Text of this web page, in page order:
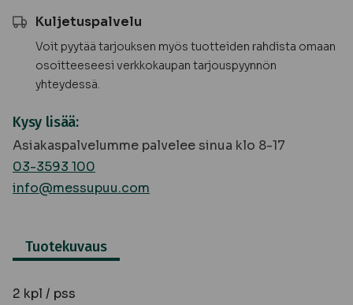
Kuljetuspalvelu
Voit pyytää tarjouksen myös tuotteiden rahdista omaan
osoitteeseesi verkkokaupan tarjouspyynnön
yhteydessä.
Kysy lisää:
Asiakaspalvelumme palvelee sinua klo 8-17
03-3593 100
info@messupuu.com
Tuotekuvaus
2 kpl / pss